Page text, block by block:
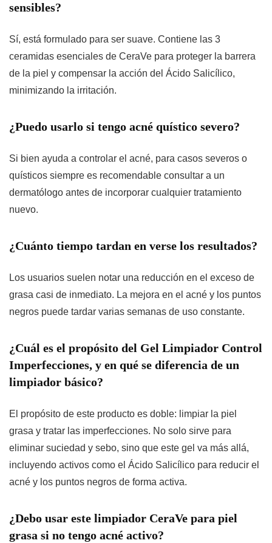
sensibles?
Sí, está formulado para ser suave. Contiene las 3
ceramidas esenciales de CeraVe para proteger la barrera
de la piel y compensar la acción del Ácido Salicílico,
minimizando la irritación.
¿Puedo usarlo si tengo acné quístico severo?
Si bien ayuda a controlar el acné, para casos severos o
quísticos siempre es recomendable consultar a un
dermatólogo antes de incorporar cualquier tratamiento
nuevo.
¿Cuánto tiempo tardan en verse los resultados?
Los usuarios suelen notar una reducción en el exceso de
grasa casi de inmediato. La mejora en el acné y los puntos
negros puede tardar varias semanas de uso constante.
¿Cuál es el propósito del Gel Limpiador Control
Imperfecciones, y en qué se diferencia de un
limpiador básico?
El propósito de este producto es doble: limpiar la piel
grasa y tratar las imperfecciones. No solo sirve para
eliminar suciedad y sebo, sino que este gel va más allá,
incluyendo activos como el Ácido Salicílico para reducir el
acné y los puntos negros de forma activa.
¿Debo usar este limpiador CeraVe para piel
grasa si no tengo acné activo?